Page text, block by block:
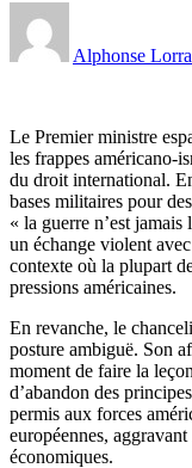
Alphonse
Le Premier ministre
les frappes américano-
du droit international.
bases militaires pour
« la guerre n’est
un échange violent
contexte où la plupart
pressions américaines.
En revanche, le
posture ambiguë. Son
moment de faire la
d’abandon des
permis aux forces
européennes,
économiques.